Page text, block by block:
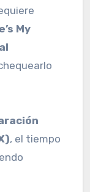
My
, el tiempo